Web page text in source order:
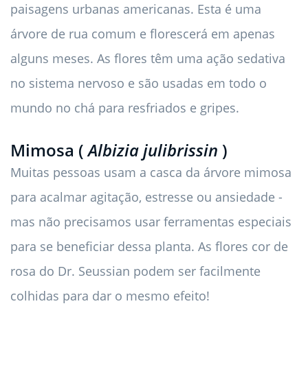
paisagens urbanas americanas. Esta é uma
árvore de rua comum e florescerá em apenas
alguns meses. As flores têm uma ação sedativa
no sistema nervoso e são usadas em todo o
mundo no chá para resfriados e gripes.
Mimosa (Albizia julibrissin )
Muitas pessoas usam a casca da árvore mimosa
para acalmar agitação, estresse ou ansiedade -
mas não precisamos usar ferramentas especiais
para se beneficiar dessa planta. As flores cor de
rosa do Dr. Seussian podem ser facilmente
colhidas para dar o mesmo efeito!